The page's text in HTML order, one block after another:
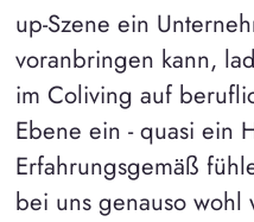
up-Szene ein
voranbringen kann,
im Coliving auf
Ebene ein - quasi ein
Erfahrungsgemäß
bei uns genauso